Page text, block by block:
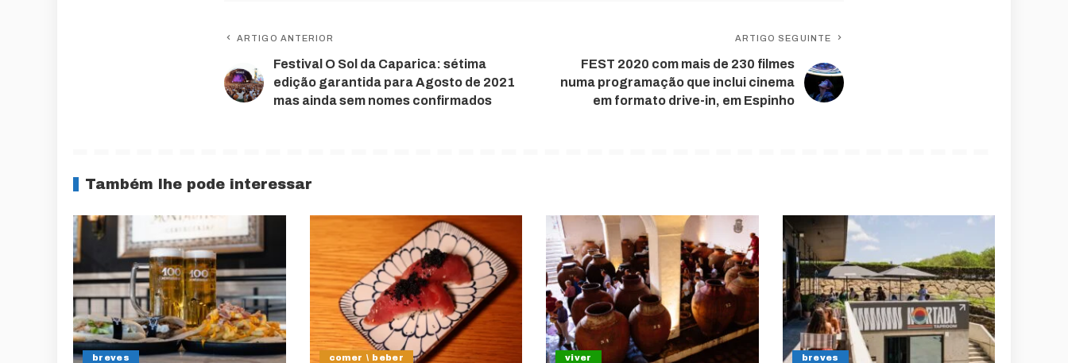
ARTIGO ANTERIOR
Festival O Sol da Caparica: sétima
edição garantida para Agosto de 2021
mas ainda sem nomes confirmados
ARTIGO SEGUINTE
FEST 2020 com mais de 230 filmes
numa programação que inclui cinema
em formato drive-in, em Espinho
Também lhe pode interessar
breves comer \ beber viver breves